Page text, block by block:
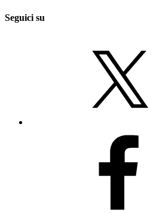
Seguici su